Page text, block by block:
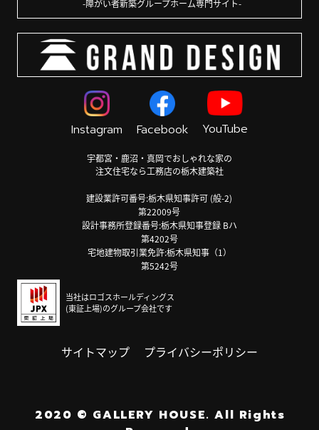
障がい者新築グループホーム専門サイト
Instagram Facebook YouTube
宇都宮・鹿沼・真岡でおしゃれな家の
注文住宅なら工務店の栃木建築社
建設業許可番号:栃木県知事許可 (般-2)
第22009号
設計事務所登録番号:栃木県知事登録 Bハ
第4202号
宅地建物取引業免許:栃木県知事（1）
第5242号
当社はロゴスホールディングス
(東証上場)のグループ会社です
サイトマップ プライバシーポリシー
2020 © GALLERY HOUSE. All Rights